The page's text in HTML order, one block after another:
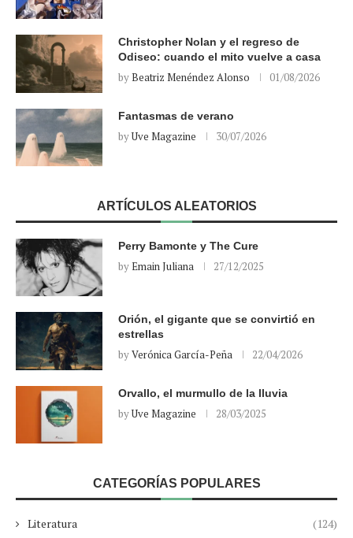
Christopher Nolan y el regreso de
Odiseo: cuando el mito vuelve a casa
byBeatriz Menéndez Alonso 01/08/2026
Fantasmas de verano
byUve Magazine 30/07/2026
ARTÍCULOS ALEATORIOS
Perry Bamonte y The Cure
byEmain Juliana 27/12/2025
Orión, el gigante que se convirtió en
estrellas
byVerónica García-Peña 22/04/2026
Orvallo, el murmullo de la lluvia
byUve Magazine 28/03/2025
CATEGORÍAS POPULARES
Literatura
(124)